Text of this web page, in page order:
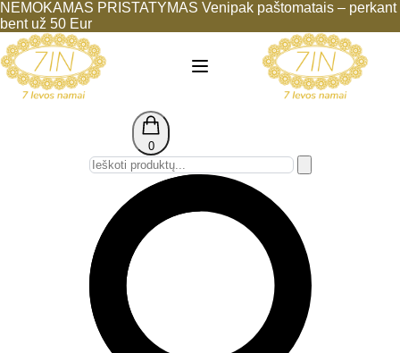
NEMOKAMAS PRISTATYMAS Venipak paštomatais – perkant
bent už 50 Eur
0